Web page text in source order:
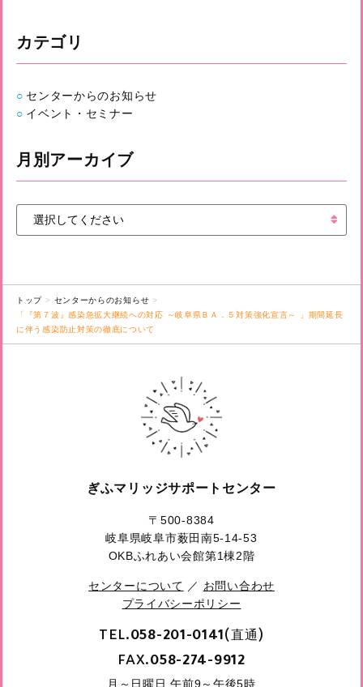
カテゴリ
センターからのお知らせ
イベント・セミナー
月別アーカイブ
トップ
センターからのお知らせ
「『第７波』感染急拡大継続への対応 ～岐阜県ＢＡ．５対策強化宣言～ 」期間延長
に伴う感染防止対策の徹底について
ぎふマリッジサポートセンター
〒500-8384
岐阜県岐阜市薮田南5-14-53
OKBふれあい会館第1棟2階
センターについて ／ お問い合わせ
プライバシーポリシー
TEL.058-201-0141(直通)
FAX.058-274-9912
月～日曜日 午前9～午後5時